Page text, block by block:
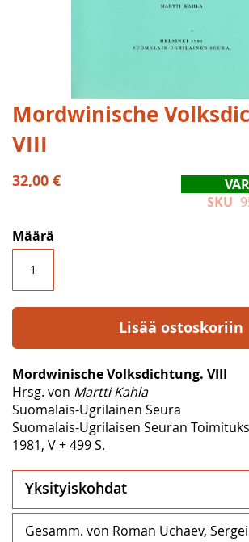
Skip
to
the
of
gallery
Mordwinische
VIII
32,00 €
SKU
Määrä
Lisää ostoskoriin
Mordwinische Volksdichtung. VIII
Hrsg. von Martti Kahla
Suomalais-Ugrilainen Seura
Suomalais-Ugrilaisen Seuran
1981, V + 499 S.
Yksityiskohdat
Gesamm. von Roman Uchaev,